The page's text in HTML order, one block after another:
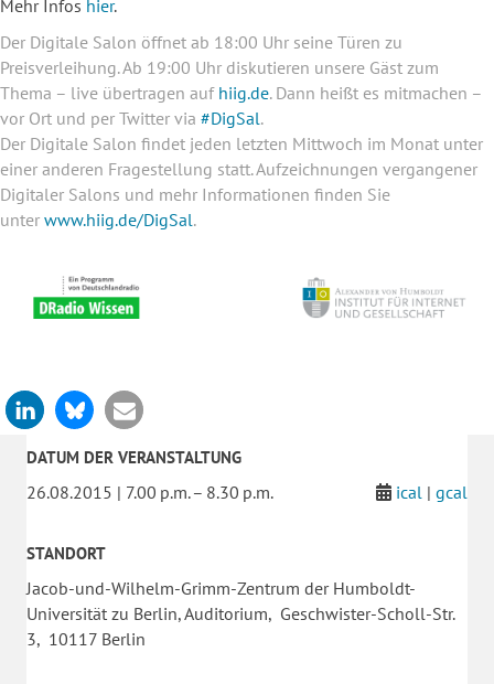
Mehr Infos hier.
Der Digitale Salon öffnet ab 18:00 Uhr seine Türen zu
Preisverleihung. Ab 19:00 Uhr diskutieren unsere Gäst zum
Thema – live übertragen auf hiig.de. Dann heißt es mitmachen –
vor Ort und per Twitter via #DigSal.
Der Digitale Salon findet jeden letzten Mittwoch im Monat unter
einer anderen Fragestellung statt. Aufzeichnungen vergangener
Digitaler Salons und mehr Informationen finden Sie
unter www.hiig.de/DigSal.
DATUM DER VERANSTALTUNG
26.08.2015 | 7.00 p.m. – 8.30 p.m. ical | gcal
STANDORT
Jacob-und-Wilhelm-Grimm-Zentrum der Humboldt-
Universität zu Berlin, Auditorium, Geschwister-Scholl-Str.
3, 10117 Berlin